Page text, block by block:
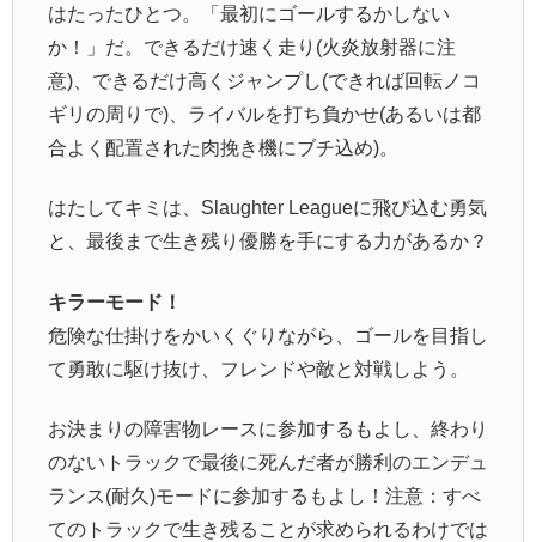
はたったひとつ。「最初にゴールするかしない
か！」だ。できるだけ速く走り(火炎放射器に注
意)、できるだけ高くジャンプし(できれば回転ノコ
ギリの周りで)、ライバルを打ち負かせ(あるいは都
合よく配置された肉挽き機にブチ込め)。
はたしてキミは、Slaughter Leagueに飛び込む勇気
と、最後まで生き残り優勝を手にする力があるか？
キラーモード！
危険な仕掛けをかいくぐりながら、ゴールを目指し
て勇敢に駆け抜け、フレンドや敵と対戦しよう。
お決まりの障害物レースに参加するもよし、終わり
のないトラックで最後に死んだ者が勝利のエンデュ
ランス(耐久)モードに参加するもよし！注意：すべ
てのトラックで生き残ることが求められるわけでは